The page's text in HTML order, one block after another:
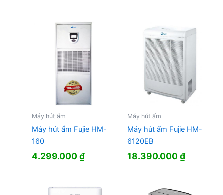
Máy hút ẩm
Máy hút ẩm Fujie HM-
160
4.299.000₫
Máy hút ẩm
Máy hút ẩm Fujie HM-
6120EB
18.390.000₫